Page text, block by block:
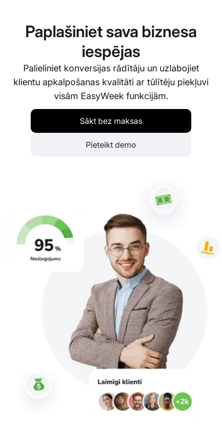
personālam.
Paplašiniet sava biznesa
iespējas
Palieliniet konversijas rādītāju un uzlabojiet
klientu apkalpošanas kvalitāti ar tūlītēju piekļuvi
visām EasyWeek funkcijām.
Sākt bez maksas
Pieteikt demo